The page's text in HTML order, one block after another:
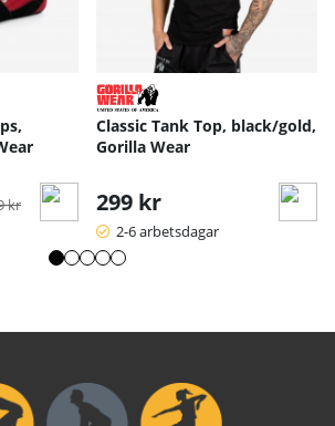
pris:
kr
Classic Tank Top, black/gold,
Gorilla Wear
299 kr
2-6 arbetsdagar